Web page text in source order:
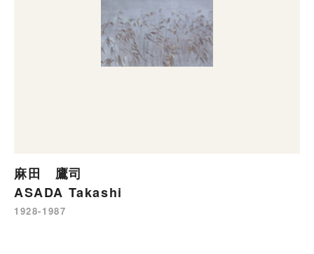
麻田 鷹司
ASADA Takashi
1928-1987